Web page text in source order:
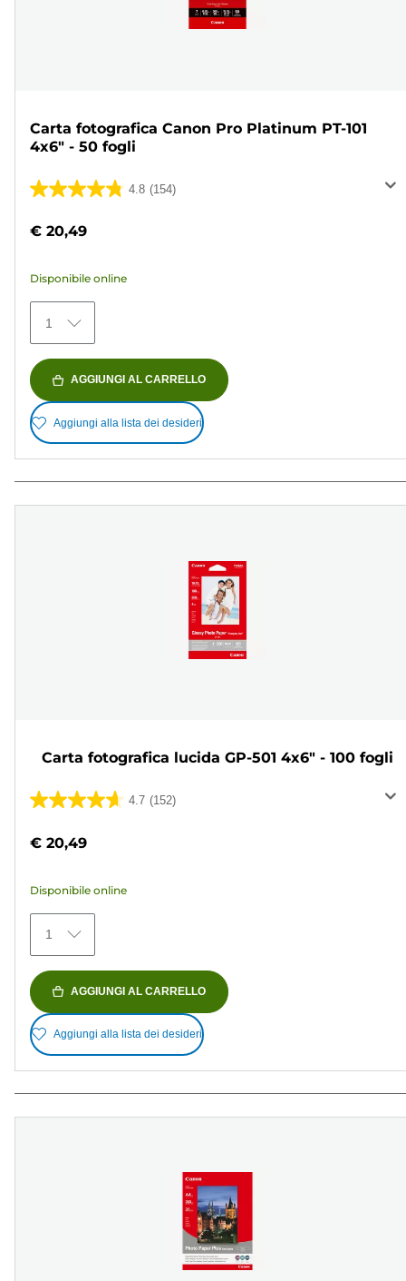
Carta fotografica Canon Pro Platinum PT-101
4x6" - 50 fogli
4.8 (154)
4.8
5
154
recensioni
€ 20,49
Disponibile online
1
AGGIUNGI AL CARRELLO
Aggiungi alla lista dei desideri
Carta fotografica lucida GP-501 4x6" - 100 fogli
4.7 (152)
4.7
5
152
recensioni
€ 20,49
Disponibile online
1
AGGIUNGI AL CARRELLO
Aggiungi alla lista dei desideri